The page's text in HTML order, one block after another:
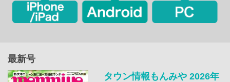
最新号
タウン情報もんみや 2026年